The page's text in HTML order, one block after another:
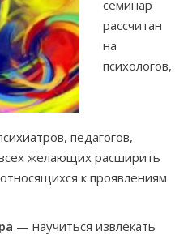
семинар
рассчитан
на
психологов,
педагогов,
желающих расширить
к проявлениям
— научиться извлекать